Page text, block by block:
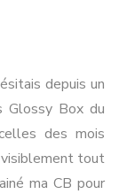
merveilles
depuis un
Glossy Box du
des mois
tout
ma CB pour